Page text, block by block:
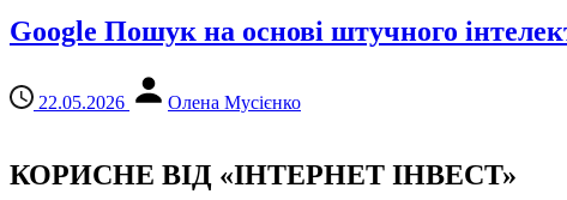
Google Пошук на основі штучного
22.05.2026 Олена Мусієнко
КОРИСНЕ ВІД «ІНТЕРНЕТ ІНВЕСТ»